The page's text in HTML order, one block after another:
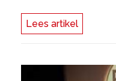
Lees artikel